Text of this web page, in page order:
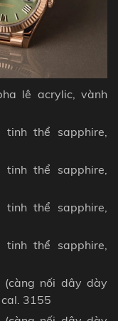
lê acrylic, vành
thể sapphire,
thể sapphire,
thể sapphire,
thể sapphire,
(càng nối dây dày
3155